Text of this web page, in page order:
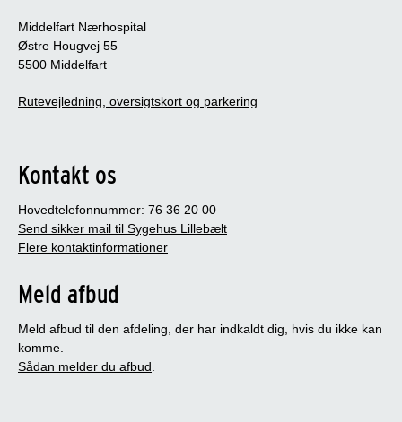
Middelfart Nærhospital
Østre Hougvej 55
5500 Middelfart
Rutevejledning, oversigtskort og parkering
Kontakt os
Hovedtelefonnummer: 76 36 20 00
Send sikker mail til Sygehus Lillebælt
Flere kontaktinformationer
Meld afbud
Meld afbud til den afdeling, der har indkaldt dig, hvis du ikke kan
komme.
Sådan melder du afbud.